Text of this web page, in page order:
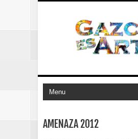
AMENAZA 2012